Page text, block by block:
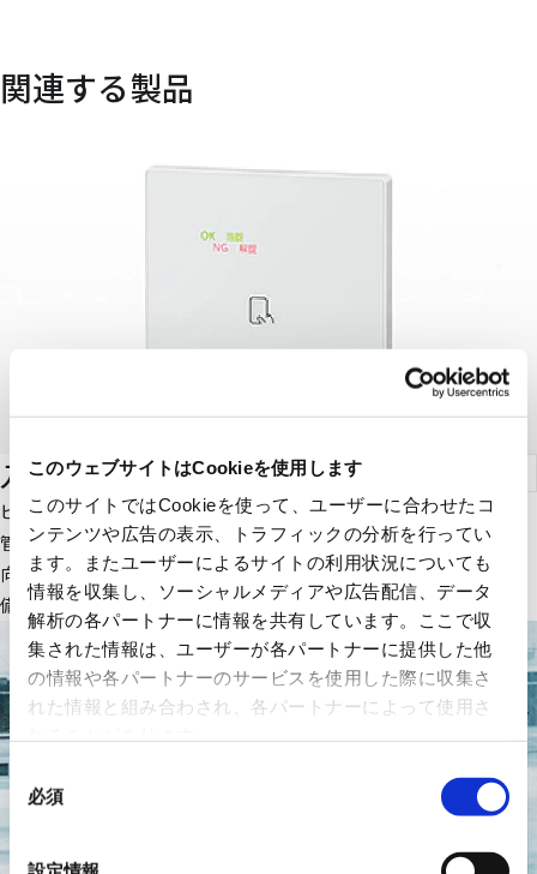
このウェブサイトはCookieを使用します
このサイトではCookieを使って、ユーザーに合わせたコ
ンテンツや広告の表示、トラフィックの分析を行ってい
ます。またユーザーによるサイトの利用状況についても
情報を収集し、ソーシャルメディアや広告配信、データ
解析の各パートナーに情報を共有しています。ここで収
集された情報は、ユーザーが各パートナーに提供した他
の情報や各パートナーのサービスを使用した際に収集さ
れた情報と組み合わされ、各パートナーによって使用さ
同
の
選
必須
関連する製品
入退室管理システム
ビルで働く人々の安全はもちろん、コンプライアンスや機密情報
管理の強化、働き方改革、BCP対策といった様々な課題の解決に
向けて、情報システムやエレベーター、空調・照明などのビル設
備と連携した入退室ソリューションをご提案します。